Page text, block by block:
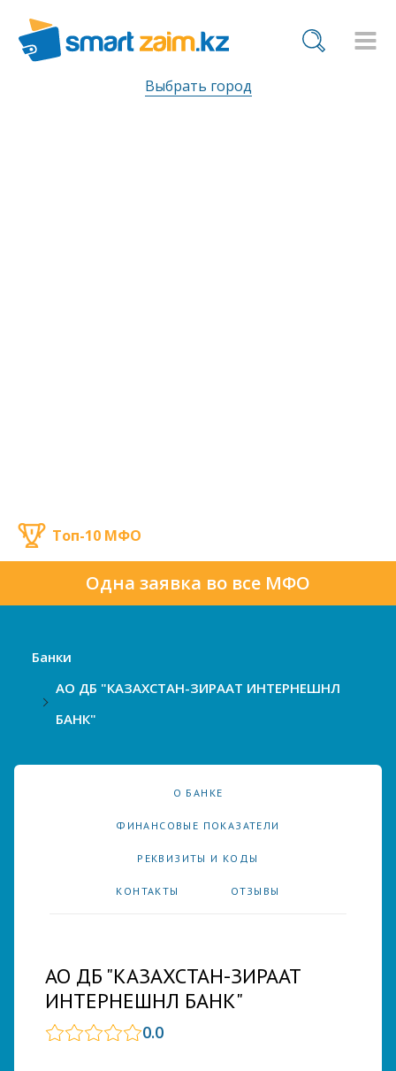
Выбрать город
Одна заявка во все МФО
Топ-10 МФО
Банки
АО ДБ "КАЗАХСТАН-ЗИРААТ ИНТЕРНЕШНЛ
БАНК"
О БАНКЕ
ФИНАНСОВЫЕ ПОКАЗАТЕЛИ
РЕКВИЗИТЫ И КОДЫ
КОНТАКТЫ ОТЗЫВЫ
АО ДБ "КАЗАХСТАН-ЗИРААТ
ИНТЕРНЕШНЛ БАНК"
0.0